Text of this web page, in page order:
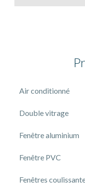
Air conditionné
Double vitrage
Fenêtre aluminium
Fenêtre PVC
Fenêtres